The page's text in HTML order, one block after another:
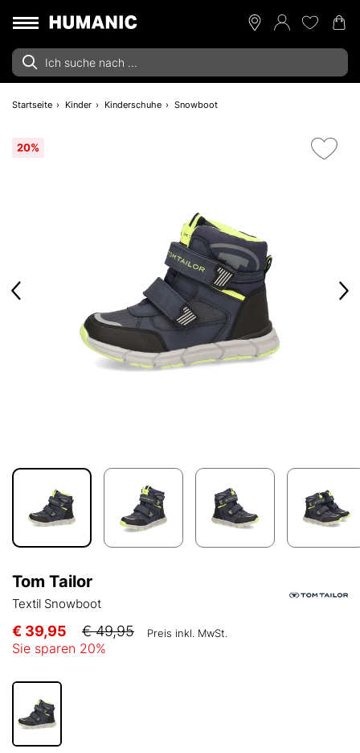
Startseite Kinder Kinderschuhe Snowboot
20%
Tom Tailor
Textil Snowboot
€ 39,95 € 49,95 Preis inkl. MwSt.
Sie sparen 20%